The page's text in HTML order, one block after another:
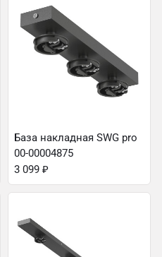
База накладная SWG pro
00-00004875
3 099 ₽